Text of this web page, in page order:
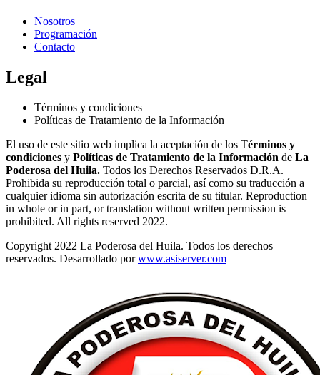
Nosotros
Programación
Contacto
Legal
Términos y condiciones
Políticas de Tratamiento de la Información
El uso de este sitio web implica la aceptación de los Términos y
condiciones y Políticas de Tratamiento de la Información de La
Poderosa del Huila. Todos los Derechos Reservados D.R.A.
Prohibida su reproducción total o parcial, así como su traducción a
cualquier idioma sin autorización escrita de su titular. Reproduction
in whole or in part, or translation without written permission is
prohibited. All rights reserved 2022.
Copyright 2022 La Poderosa del Huila. Todos los derechos
reservados. Desarrollado porwww.asiserver.com